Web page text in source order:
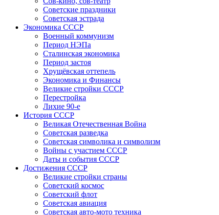
Советские праздники
Советская эстрада
Экономика СССР
Военный коммунизм
Период НЭПа
Сталинская экономика
Период застоя
Хрущёвская оттепель
Экономика и Финансы
Великие стройки СССР
Перестройка
Лихие 90-е
История СССР
Великая Отечественная Война
Советская разведка
Советская символика и символизм
Войны с участием СССР
Даты и события СССР
Достижения СССР
Великие стройки страны
Советский космос
Советский флот
Советская авиация
Советская авто-мото техника